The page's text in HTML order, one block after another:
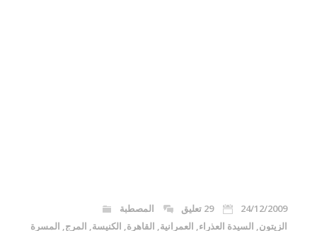
24/12/2009 29 تعليق
المصطبة
الزيتون, السيدة العذراء, العمرانية, القاهرة, الكنيسة, المرج, المسرة